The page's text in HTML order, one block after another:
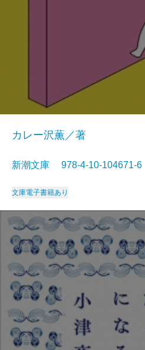
カレー沢薫／著
新潮文庫 978-4-10-
文庫電子書籍あり